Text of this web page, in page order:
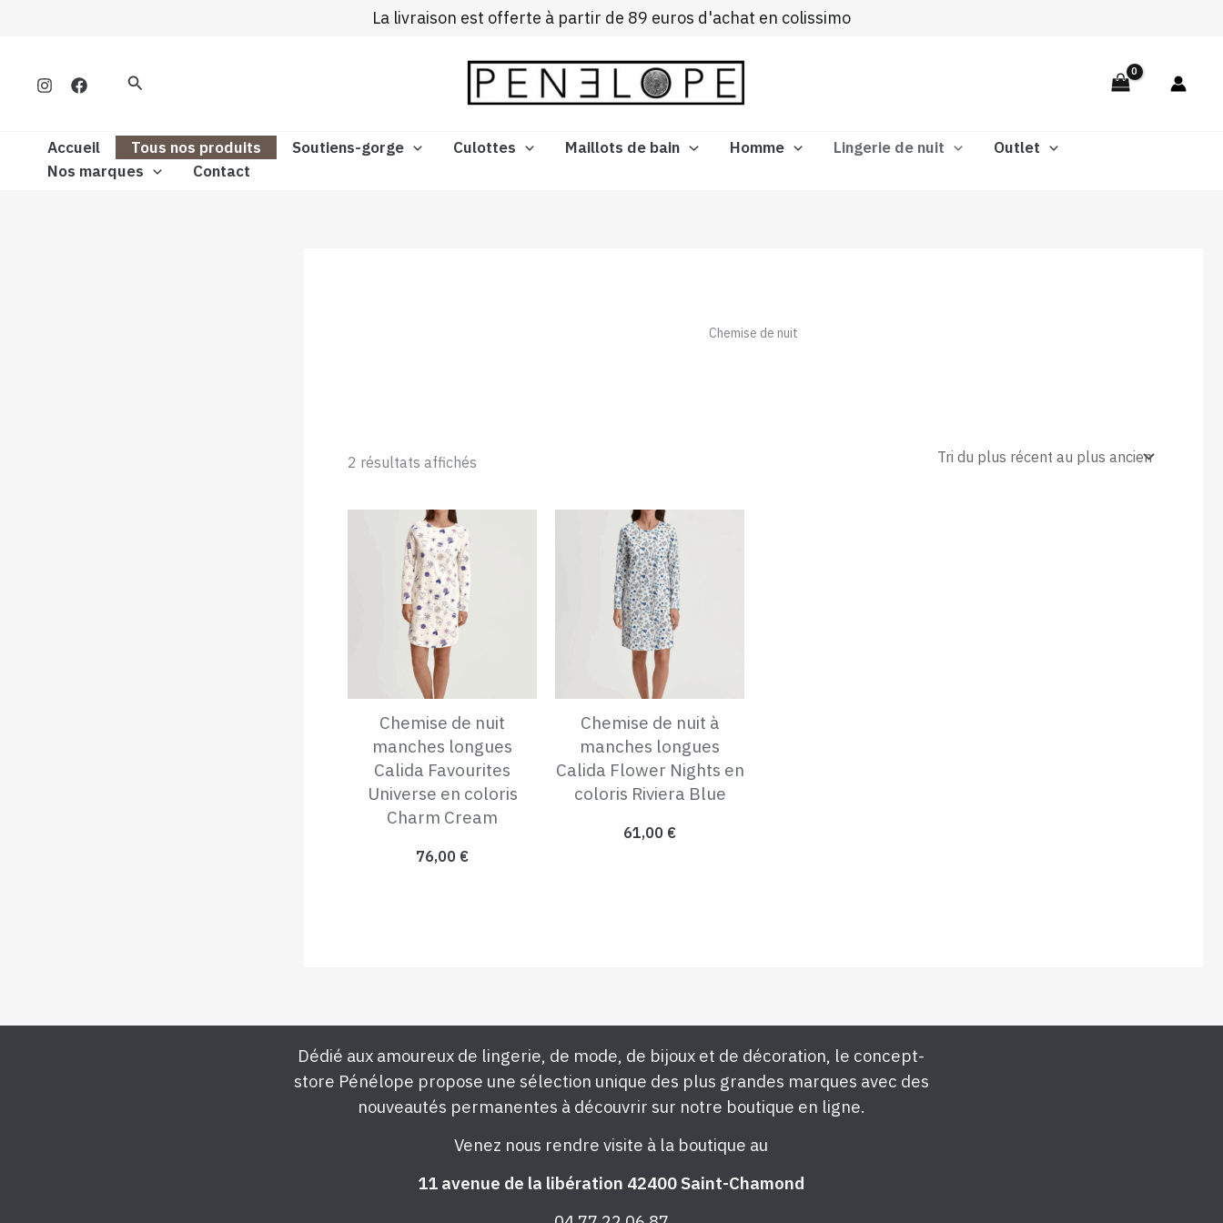
La livraison est offerte à partir de 89 euros d'achat en colissimo
Rechercher
Accueil Tous nos produits Soutiens-gorge Culottes Maillots de bain Homme Lingerie de nuit
Outlet
Nos marques
Contact
Chemise de nuit
2 résultats affichés
Trié
du
au
plus
ancien
Chemise de nuit
manches longues
Calida Favourites
Universe en coloris
Charm Cream
76,00 €
Chemise de nuit à
manches longues
Calida Flower Nights en
coloris Riviera Blue
61,00 €
Dédié aux amoureux de lingerie, de mode, de bijoux et de décoration, le concept-
store Pénélope propose une sélection unique des plus grandes marques avec des
nouveautés permanentes à découvrir sur notre boutique en ligne.
Venez nous rendre visite à la boutique au
11 avenue de la libération 42400 Saint-Chamond